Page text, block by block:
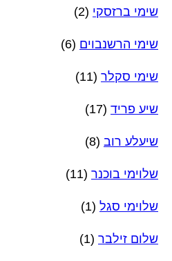
שימי ברזסקי (2)
שימי הרשנבוים (6)
שימי סקלר (11)
שיע פריד (17)
שיעלע רוב (8)
שלוימי בוכנר (11)
שלוימי סגל (1)
שלום זילבר (1)